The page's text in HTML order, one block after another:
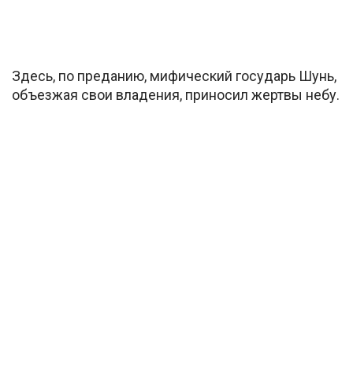
Здесь, по преданию, мифический государь Шунь,
объезжая свои владения, приносил жертвы небу.